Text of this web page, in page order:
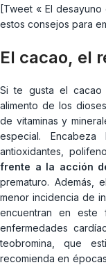
[Tweet « El
estos consejos para
El cacao, el
Si te gusta el
alimento de los
de vitaminas y
especial.
antioxidantes,
frente a la acción
prematuro. Además,
menor incidencia de
encuentran en
enfermedades
teobromina, que
recomienda en